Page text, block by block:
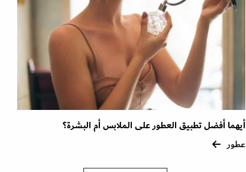
أيهما أفضل تطبيق العطور على الملابس أم البشرة؟
عطور